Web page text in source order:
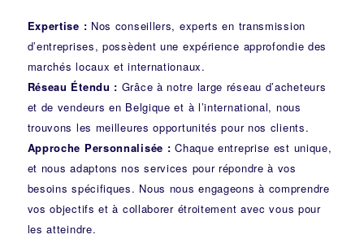
Expertise : Nos conseillers, experts en transmission
d’entreprises, possèdent une expérience approfondie des
marchés locaux et internationaux.
Réseau Étendu : Grâce à notre large réseau d’acheteurs
et de vendeurs en Belgique et à l’international, nous
trouvons les meilleures opportunités pour nos clients.
Approche Personnalisée : Chaque entreprise est unique,
et nous adaptons nos services pour répondre à vos
besoins spécifiques. Nous nous engageons à comprendre
vos objectifs et à collaborer étroitement avec vous pour
les atteindre.